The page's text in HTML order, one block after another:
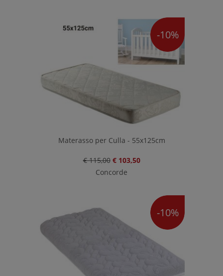
-10%
Materasso per Culla - 55x125cm
€ 115,00 € 103,50
Concorde
-10%